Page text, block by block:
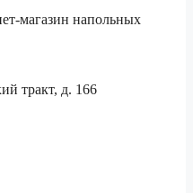
магазин напольных
тракт, д. 166